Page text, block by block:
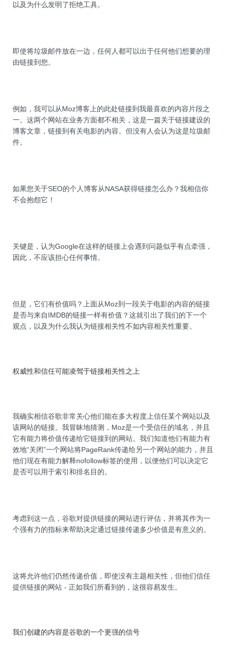
以及为什么发明了拒绝工具。
即使将垃圾邮件放在一边，任何人都可以出于任何他们想要的理
由链接到您。
例如，我可以从Moz博客上的此处链接到我最喜欢的内容片段之
一。这两个网站在业务方面都不相关，这是一篇关于链接建设的
博客文章，链接到有关电影的内容。但没有人会认为这是垃圾邮
件。
如果您关于SEO的个人博客从NASA获得链接怎么办？我相信你
不会抱怨它！
关键是，认为Google在这样的链接上会遇到问题似乎有点牵强，
因此，不应该担心任何事情。
但是，它们有价值吗？上面从Moz到一段关于电影的内容的链接
是否与来自IMDB的链接一样有价值？这就引出了我们的下一个
观点，以及为什么我认为链接相关性不如内容相关性重要。
权威性和信任可能凌驾于链接相关性之上
我确实相信谷歌非常关心他们能在多大程度上信任某个网站以及
该网站的链接。我冒昧地猜测，Moz是一个受信任的域名，并且
它有能力将价值传递给它链接到的网站。我们知道他们有能力有
效地“关闭”一个网站将PageRank传递给另一个网站的能力，并且
他们现在有能力解释nofollow标签的使用，以便他们可以决定它
是否可以用于索引和排名目的。
考虑到这一点，谷歌对提供链接的网站进行评估，并将其作为一
个强有力的指标来帮助决定通过链接传递多少价值是有意义的。
这将允许他们仍然传递价值，即使没有主题相关性，但他们信任
提供链接的网站 - 正如我们所看到的，这很容易发生。
我们创建的内容是谷歌的一个更强的信号